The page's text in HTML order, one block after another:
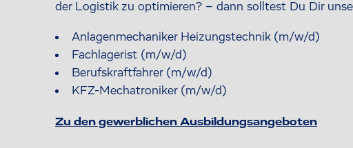
der Logistik zu optimieren? – dann solltest Du Dir
Anlagenmechaniker Heizungstechnik (m/w/d)
Fachlagerist (m/w/d)
Berufskraftfahrer (m/w/d)
KFZ-Mechatroniker (m/w/d)
Zu den gewerblichen Ausbildungsangeboten